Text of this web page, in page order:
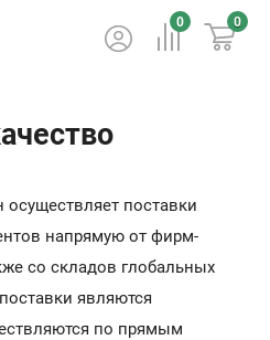
0 0
осуществляет поставки
напрямую от фирм-
со складов глобальных
являются
по прямым